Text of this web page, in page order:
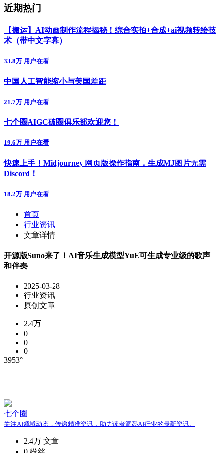
近期热门
【搬运】AI动画制作流程揭秘！综合实拍+合成+ai视频转绘技
术（带中文字幕）
33.8万 用户在看
中国人工智能缩小与美国差距
21.7万 用户在看
七个圈AIGC破圈俱乐部欢迎您！
19.6万 用户在看
快速上手！Midjourney 网页版操作指南，生成MJ图片无需
Discord！
18.2万 用户在看
首页
行业资讯
文章详情
开源版Suno来了！AI音乐生成模型YuE可生成专业级的歌声
和伴奏
2025-03-28
行业资讯
原创文章
2.4万
0
0
0
3953°
七个圈
关注AI领域动态，传递精准资讯，助力读者洞悉AI行业的最新资讯。
2.4万 文章